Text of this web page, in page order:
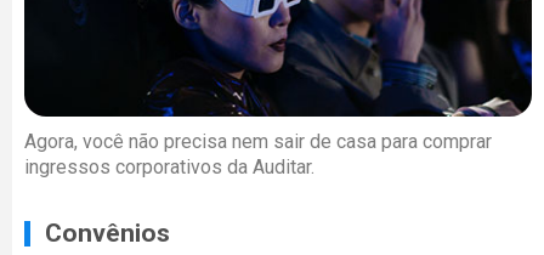
Agora, você não precisa nem sair de casa para comprar
ingressos corporativos da Auditar.
Convênios